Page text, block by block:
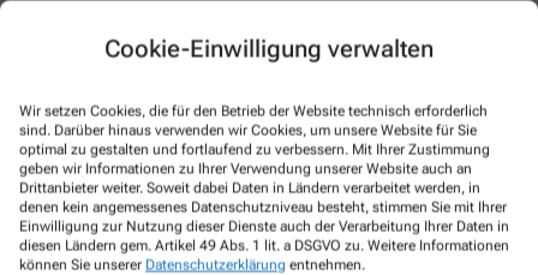
Cookie-Einwilligung verwalten
Wir setzen Cookies, die für den Betrieb der Website technisch erforderlich
sind. Darüber hinaus verwenden wir Cookies, um unsere Website für Sie
optimal zu gestalten und fortlaufend zu verbessern. Mit Ihrer Zustimmung
geben wir Informationen zu Ihrer Verwendung unserer Website auch an
Drittanbieter weiter. Soweit dabei Daten in Ländern verarbeitet werden, in
denen kein angemessenes Datenschutzniveau besteht, stimmen Sie mit Ihrer
Einwilligung zur Nutzung dieser Dienste auch der Verarbeitung Ihrer Daten in
diesen Ländern gem. Artikel 49 Abs. 1 lit. a DSGVO zu. Weitere Informationen
können Sie unserer Datenschutzerklärung entnehmen.
Erweiterte Medikationsberatung
Kosmetik und Hautpflege
Naturheilkunde
Polymedikation